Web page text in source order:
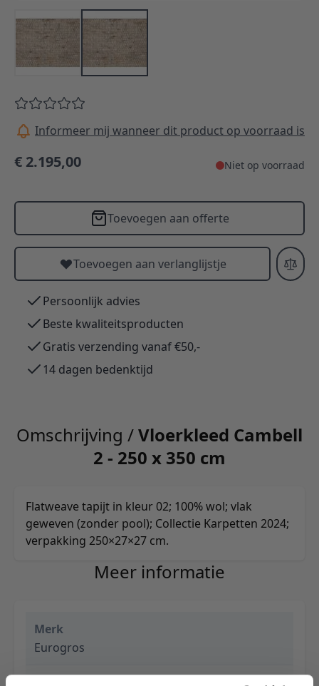
Informeer mij wanneer dit product op voorraad is
€ 2.195,00 Niet op voorraad
Toevoegen aan offerte
Toevoegen aan verlanglijstje
Persoonlijk advies
Beste kwaliteitsproducten
Gratis verzending vanaf €50,-
14 dagen bedenktijd
Omschrijving /Vloerkleed Cambell
2 - 250 x 350 cm
Flatweave tapijt in kleur 02; 100% wol; vlak
geweven (zonder pool); Collectie Karpetten 2024;
verpakking 250×27×27 cm.
Meer informatie
Merk
Eurogros